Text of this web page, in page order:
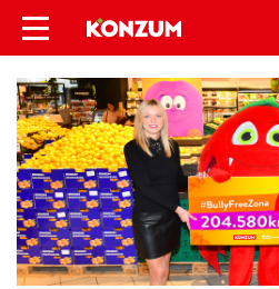
Prodajom Rajčice